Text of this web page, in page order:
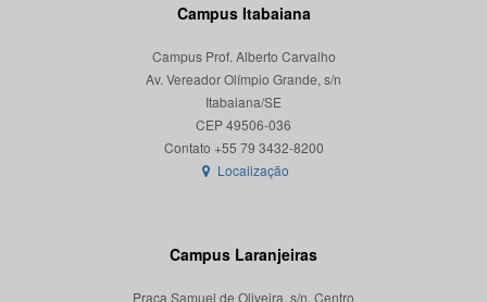
Campus Itabaiana
Campus Prof. Alberto Carvalho
Av. Vereador Olímpio Grande, s/n
Itabaiana/SE
CEP 49506-036
Localização
Campus Laranjeiras
Praça Samuel de Oliveira, s/n, Centro